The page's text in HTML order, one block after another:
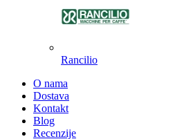
Rancilio
O nama
Dostava
Kontakt
Blog
Recenzije